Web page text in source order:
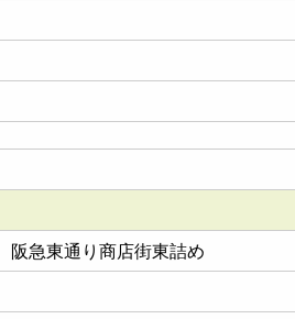
急東通り商店街東詰め